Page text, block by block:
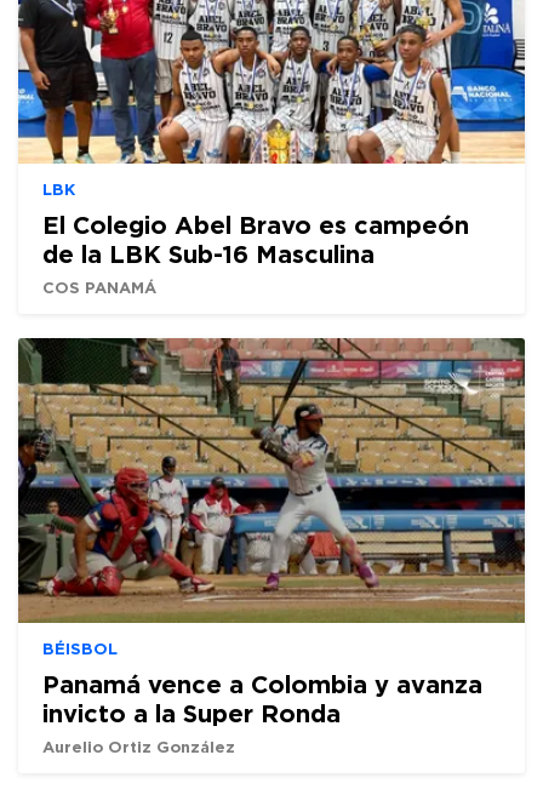
LBK
El Colegio Abel Bravo es campeón
de la LBK Sub-16 Masculina
COS PANAMÁ
BÉISBOL
Panamá vence a Colombia y avanza
invicto a la Super Ronda
Aurelio Ortiz González